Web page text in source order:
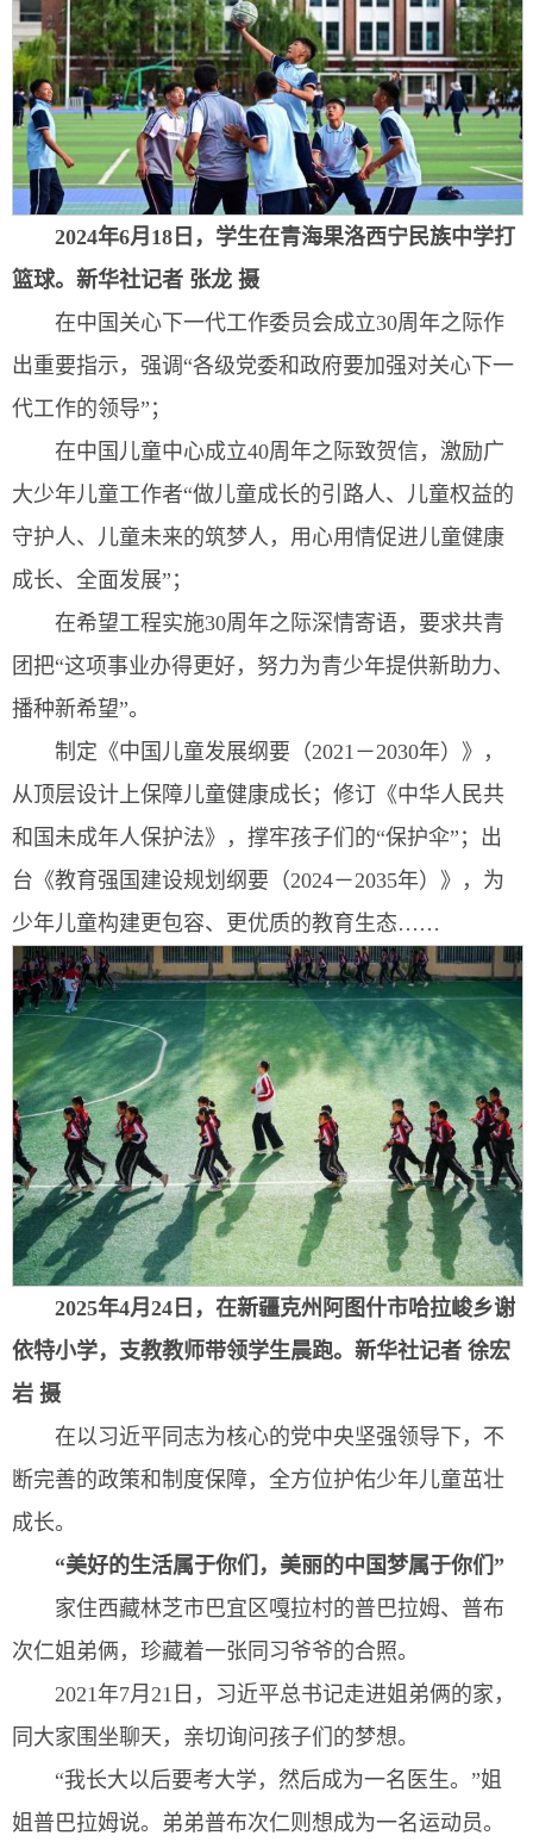
2024年6月18日，学生在青海果洛西宁民族中学打
篮球。 新华社记者 张龙 摄
在中国关心下一代工作委员会成立30周年之际作
出重要指示，强调“各级党委和政府要加强对关心下一
代工作的领导”；
在中国儿童中心成立40周年之际致贺信，激励广
大少年儿童工作者“做儿童成长的引路人、儿童权益的
守护人、儿童未来的筑梦人，用心用情促进儿童健康
成长、全面发展”；
在希望工程实施30周年之际深情寄语，要求共青
团把“这项事业办得更好，努力为青少年提供新助力、
播种新希望”。
制定《中国儿童发展纲要（2021－2030年）》，
从顶层设计上保障儿童健康成长；修订《中华人民共
和国未成年人保护法》，撑牢孩子们的“保护伞”；出
台《教育强国建设规划纲要（2024－2035年）》，为
少年儿童构建更包容、更优质的教育生态……
2025年4月24日，在新疆克州阿图什市哈拉峻乡谢
依特小学，支教教师带领学生晨跑。 新华社记者 徐宏
岩 摄
在以习近平同志为核心的党中央坚强领导下，不
断完善的政策和制度保障，全方位护佑少年儿童茁壮
成长。
“美好的生活属于你们，美丽的中国梦属于你们”
家住西藏林芝市巴宜区嘎拉村的普巴拉姆、普布
次仁姐弟俩，珍藏着一张同习爷爷的合照。
2021年7月21日，习近平总书记走进姐弟俩的家，
同大家围坐聊天，亲切询问孩子们的梦想。
“我长大以后要考大学，然后成为一名医生。”姐
姐普巴拉姆说。弟弟普布次仁则想成为一名运动员。